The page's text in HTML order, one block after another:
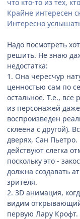
что кто-то из тех,
Крайне интересен
Интересно
Надо посмотреть
решить. Не знаю
недостатка:
1. Она чересчур
ценностью сам по
остальное. Т.е., все
из персонажей
воспроизведен
склеена с другой).
дверях, Сан
действуют слегка
поскольку это -
должна создавать
зрителя.
2. 3D анимация,
видим
первую Лару Крофт.